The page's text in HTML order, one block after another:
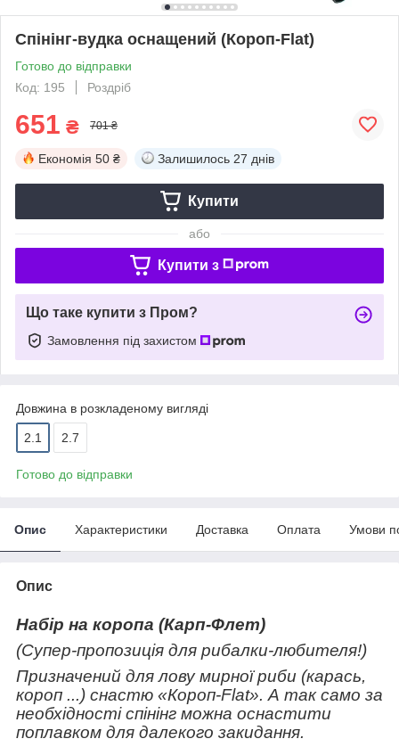
Спінінг-вудка оснащений (Короп-Flat)
Готово до відправки
Код: 195
Роздріб
651 ₴ 701 ₴
Економія 50 ₴ Залишилось 27 днів
Купити
або
Купити з
Що таке купити з Пром?
Замовлення під захистом
Довжина в розкладеному вигляді
2.1 2.7
Готово до відправки
Опис Характеристики Доставка Оплата Умови
Опис
Набір на коропа (Карп-Флет)
(Супер-пропозиція для рибалки-любителя!)
Призначений для лову мирної риби (карась,
короп ...) снастю «Короп-Flat». А так само за
необхідності спінінг можна оснастити
поплавком для далекого закидання.